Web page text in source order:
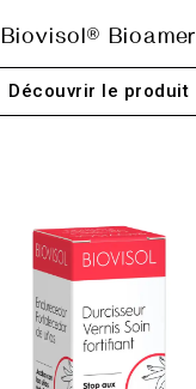
Biovisol® Bioamer
Découvrir le produit